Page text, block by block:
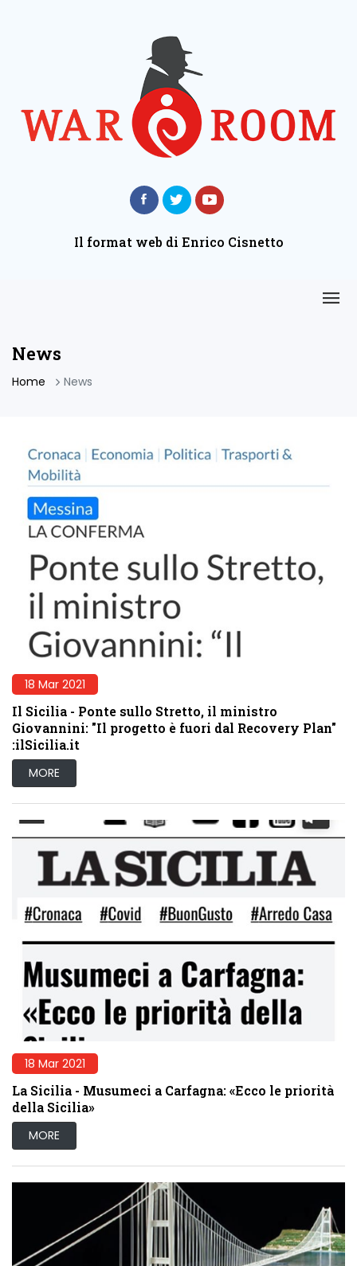
Il format web di Enrico Cisnetto
News
Home News
18 Mar 2021
Il Sicilia - Ponte sullo Stretto, il ministro
Giovannini: "Il progetto è fuori dal Recovery Plan"
:ilSicilia.it
MORE
18 Mar 2021
La Sicilia - Musumeci a Carfagna: «Ecco le priorità
della Sicilia»
MORE